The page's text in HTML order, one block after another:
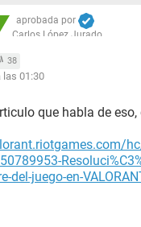
aprobada por
Carlos López Jurado
38
las 01:30
que habla de
del-juego-en-